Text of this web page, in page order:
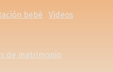
bebé Videos
de matrimonio